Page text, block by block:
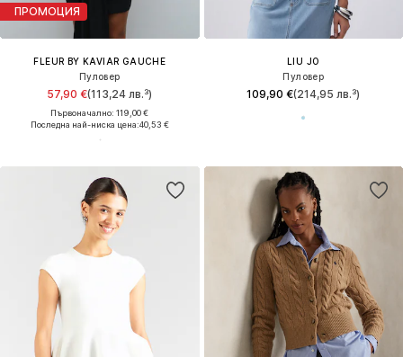
ПРОМОЦИЯ
FLEUR BY KAVIAR GAUCHE
Пуловер
57,90 €(113,24 лв.³)
Първоначално: 119,00 €
Последна най-ниска цена:40,53 €
LIU JO
Пуловер
109,90 €(214,95 лв.³)